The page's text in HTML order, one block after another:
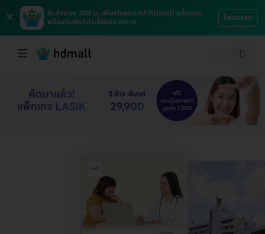
×
รับส่วนลด 200 บ. เพียงโหลดแอป HDmall ครั้งแรก
พร้อมรับสิทธิประโยชน์มากมาย
โหลดเลย